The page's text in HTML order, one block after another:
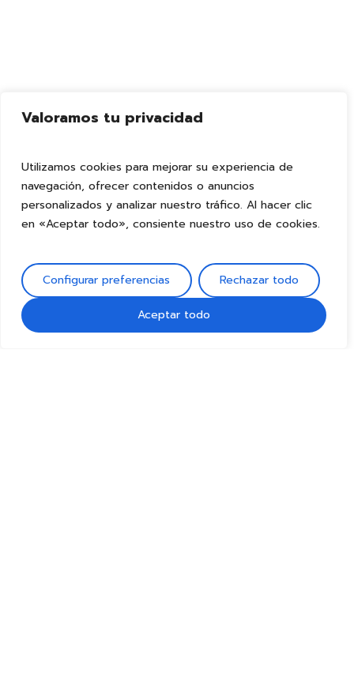
Valoramos tu privacidad
Utilizamos cookies para mejorar su experiencia de
navegación, ofrecer contenidos o anuncios
personalizados y analizar nuestro tráfico. Al hacer clic
en «Aceptar todo», consiente nuestro uso de cookies.
Configurar preferencias Rechazar todo
Aceptar todo